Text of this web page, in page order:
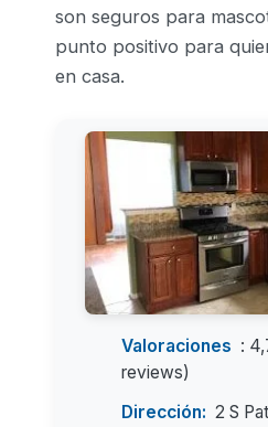
son seguros para
punto positivo para
en casa.
Valoraciones :
reviews)
Dirección: 2 S